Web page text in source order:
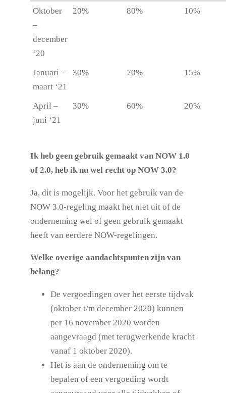
Oktober
–
december
‘20
20% 80% 10%
Januari –
maart ‘21
30% 70% 15%
April –
juni ‘21
30% 60% 20%
Ik heb geen gebruik gemaakt van NOW 1.0
of 2.0, heb ik nu wel recht op NOW 3.0?
Ja, dit is mogelijk. Voor het gebruik van de
NOW 3.0-regeling maakt het niet uit of de
onderneming wel of geen gebruik gemaakt
heeft van eerdere NOW-regelingen.
Welke overige aandachtspunten zijn van
belang?
De vergoedingen over het eerste tijdvak
(oktober t/m december 2020) kunnen
per 16 november 2020 worden
aangevraagd (met terugwerkende kracht
vanaf 1 oktober 2020).
Het is aan de onderneming om te
bepalen of een vergoeding wordt